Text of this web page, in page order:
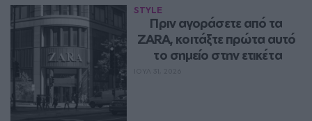
STYLE
Πριν αγοράσετε από τα
ZARA, κοιτάξτε πρώτα αυτό
το σημείο στην ετικέτα